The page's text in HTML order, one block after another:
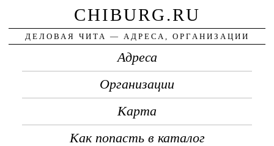
CHIBURG.RU
ДЕЛОВАЯ ЧИТА — АДРЕСА, ОРГАНИЗАЦИИ
Адреса
Организации
Карта
Как попасть в каталог